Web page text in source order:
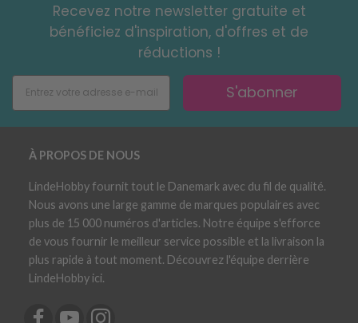
Recevez notre newsletter gratuite et
bénéficiez d'inspiration, d'offres et de
réductions !
S'abonner
À PROPOS DE NOUS
LindeHobby fournit tout le Danemark avec du fil de qualité.
Nous avons une large gamme de marques populaires avec
plus de 15 000 numéros d'articles. Notre équipe s'efforce
de vous fournir le meilleur service possible et la livraison la
plus rapide à tout moment. Découvrez l'équipe derrière
LindeHobby ici.